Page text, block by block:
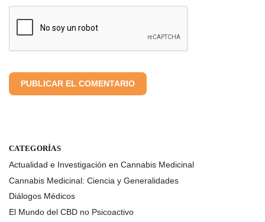
CATEGORÍAS
Actualidad e Investigación en Cannabis Medicinal
Cannabis Medicinal: Ciencia y Generalidades
Diálogos Médicos
El Mundo del CBD no Psicoactivo